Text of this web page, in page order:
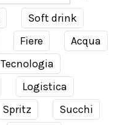
Soft drink
Fiere
Acqua
Tecnologia
Logistica
Spritz
Succhi